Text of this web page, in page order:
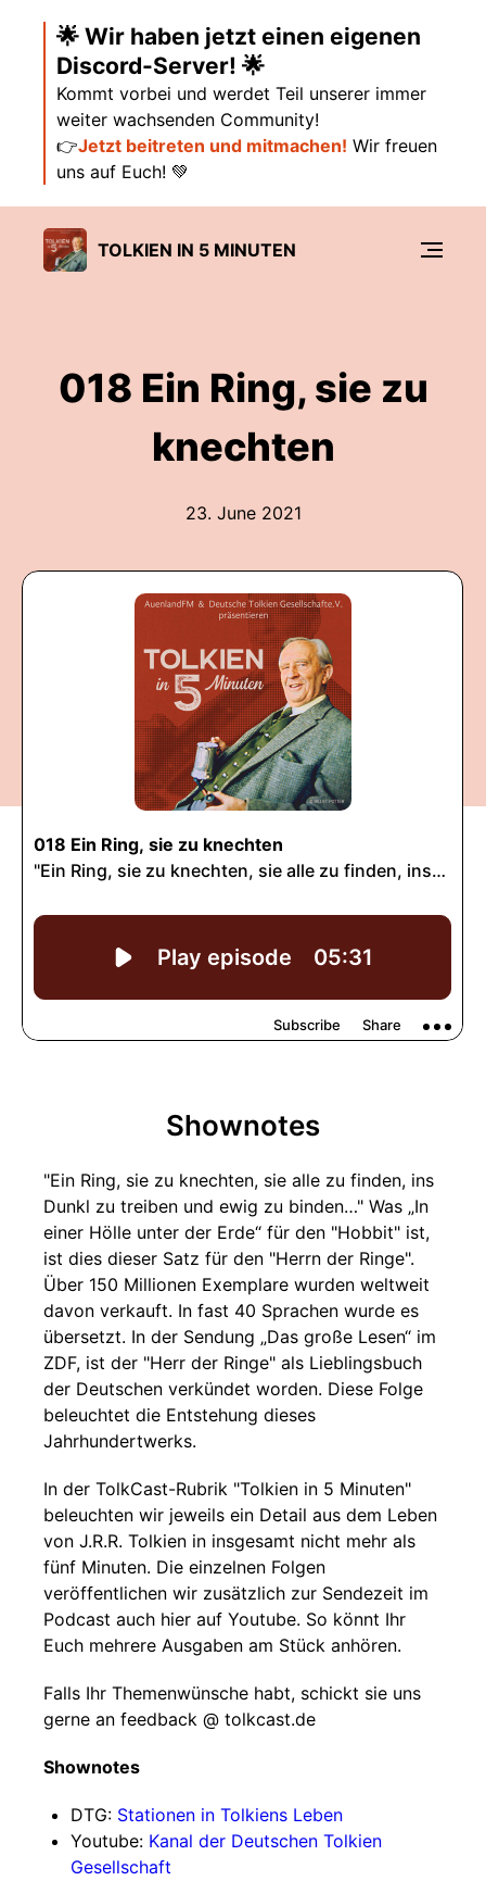
🌟 Wir haben jetzt einen eigenen
Discord-Server! 🌟
Kommt vorbei und werdet Teil unserer immer
weiter wachsenden Community!
👉Jetzt beitreten und mitmachen! Wir freuen
uns auf Euch! 💚
TOLKIEN IN 5 MINUTEN
018 Ein Ring, sie zu
knechten
23. June 2021
Shownotes
"Ein Ring, sie zu knechten, sie alle zu finden, ins
Dunkl zu treiben und ewig zu binden…" Was „In
einer Hölle unter der Erde“ für den "Hobbit" ist,
ist dies dieser Satz für den "Herrn der Ringe".
Über 150 Millionen Exemplare wurden weltweit
davon verkauft. In fast 40 Sprachen wurde es
übersetzt. In der Sendung „Das große Lesen“ im
ZDF, ist der "Herr der Ringe" als Lieblingsbuch
der Deutschen verkündet worden. Diese Folge
beleuchtet die Entstehung dieses
Jahrhundertwerks.
In der TolkCast-Rubrik "Tolkien in 5 Minuten"
beleuchten wir jeweils ein Detail aus dem Leben
von J.R.R. Tolkien in insgesamt nicht mehr als
fünf Minuten. Die einzelnen Folgen
veröffentlichen wir zusätzlich zur Sendezeit im
Podcast auch hier auf Youtube. So könnt Ihr
Euch mehrere Ausgaben am Stück anhören.
Falls Ihr Themenwünsche habt, schickt sie uns
gerne an feedback @ tolkcast.de
Shownotes
DTG: Stationen in Tolkiens Leben
Youtube: Kanal der Deutschen Tolkien
Gesellschaft